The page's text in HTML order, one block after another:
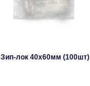
Зип-лок 40х60мм (100шт)